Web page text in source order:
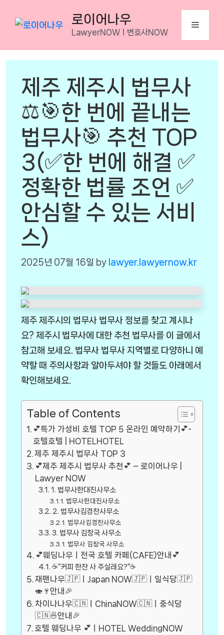
로이어나우
LawyerNOWㅣ변호사NOW
Menu
제주 제주시 법무사
⚖️🎯한 번에 끝내는
법무사🎯 추천 TOP
3(✅한 번에 해결 ✅
정확한 법률 조언 ✅
안심할 수 있는 서비
스)
2025년 07월 16일 by lawyer.lawyernow.kr
제주 제주시의 법무사 법무사 정보를 찾고 계시나
요? 제주시 법무사에 대한 추천 법무사를 이 글에서
참고해 보세요. 법무사 법무사 지역별로 다양하니 예
약할 때 주의사항과 알아두셔야 할 것들도 아래에서
확인해보세요.
Table of Contents
💕특가 가성비 호텔 TOP 5 온라인 예약하기💕-
호텔호텔 | HOTELHOTEL
제주 제주시 법무사 TOP 3
💕제주 제주시 법무사 추천💕 – 로이어나우 |
Lawyer NOW
1. 법무사한대진사무소
법무사한대진사무소
2. 법무사김경찬사무소
법무사김경찬사무소
3. 법무사 김창국 사무소
법무사 김창국 사무소
💕웨딩나우ㅣ전국 호텔 카페(CAFE)안내💕
☕”커피 한잔 사 주실래요?”☕
재팬나우🇯🇵ㅣJapan NOW🇯🇵ㅣ일식당🇯🇵
🍣🍷안내🎉
차이나나우🇨🇳ㅣChinaNOW🇨🇳ㅣ중식당
🇨🇳🍜안내🎉
호텔 웨딩나우 💕ㅣHOTEL WeddingNOW